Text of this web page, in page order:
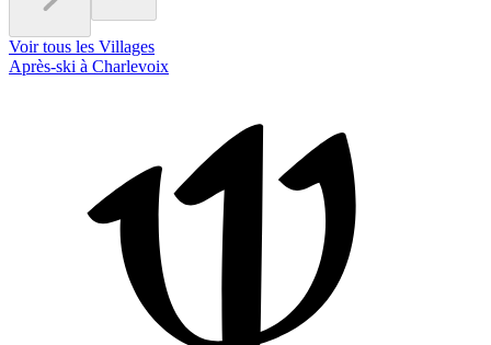
Voir tous les Villages
Après-ski à Charlevoix